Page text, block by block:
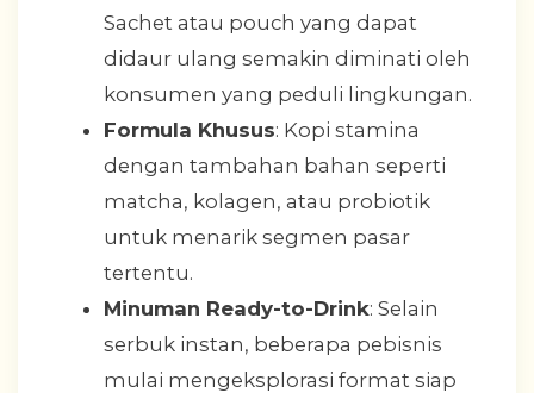
Sachet atau pouch yang dapat
didaur ulang semakin diminati oleh
konsumen yang peduli lingkungan.
Formula Khusus: Kopi stamina
dengan tambahan bahan seperti
matcha, kolagen, atau probiotik
untuk menarik segmen pasar
tertentu.
Minuman Ready-to-Drink: Selain
serbuk instan, beberapa pebisnis
mulai mengeksplorasi format siap